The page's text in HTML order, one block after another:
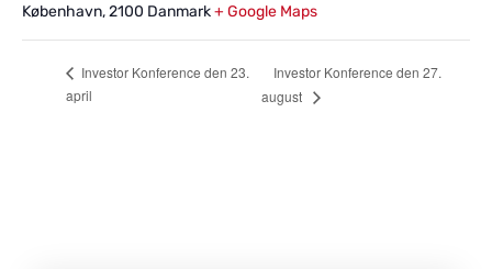
København,2100 Danmark+ Google Maps
Investor Konference den 23.
april
Investor Konference den 27.
august